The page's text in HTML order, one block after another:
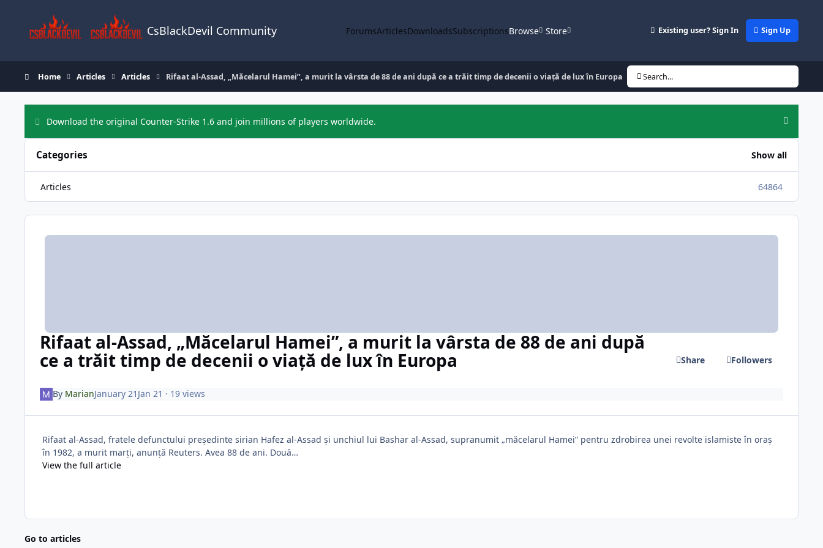
CsBlackDevil Community ForumsArticlesDownloadsSubscriptionsBrowse Store Existing user? Sign In Sign Up
Home Articles Articles Rifaat al-Assad, „Măcelarul Hamei”, a murit la vârsta de 88 de ani după ce a trăit timp de decenii o viață de lux în Europa Search...
Download the original Counter-Strike 1.6 and join millions of players worldwide. Hide
Categories Show all
Articles 64864
Rifaat al-Assad, „Măcelarul Hamei”, a murit la vârsta de 88 de ani după
ce a trăit timp de decenii o viață de lux în Europa Share Followers
By MarianJanuary 21 Jan 21 · 19 views
Rifaat al-Assad, fratele defunctului președinte sirian Hafez al-Assad și unchiul lui Bashar al-Assad, supranumit „măcelarul Hamei” pentru zdrobirea unei revolte islamiste în oraș
în 1982, a murit marți, anunță Reuters. Avea 88 de ani. Două…
View the full article
Go to articles